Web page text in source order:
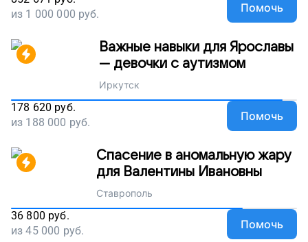
из 1 000 000 руб. Помочь
Важные навыки для Ярославы
— девочки с аутизмом
Иркутск
178 620 руб.
из 188 000 руб. Помочь
Спасение в аномальную жару
для Валентины Ивановны
Ставрополь
36 800 руб.
из45 000 руб. Помочь